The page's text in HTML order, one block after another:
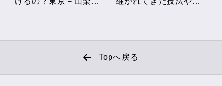
着
とは
Topへ戻る